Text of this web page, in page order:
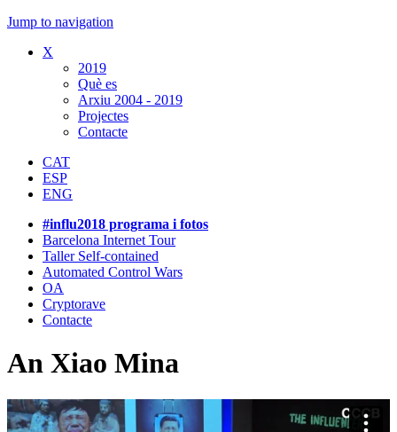
Jump to navigation
X
2019
Què es
Arxiu 2004 - 2019
Projectes
Contacte
CAT
ESP
ENG
#influ2018 programa i fotos
Barcelona Internet Tour
Taller Self-contained
Automated Control Wars
OA
Cryptorave
Contacte
An Xiao Mina